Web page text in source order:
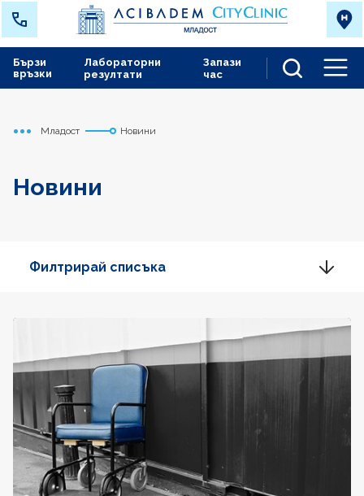
Лабораторни
резултати
Запази
час
Бързи
връзки
Начало
Младост Новини
Новини
Филтрирай списъка